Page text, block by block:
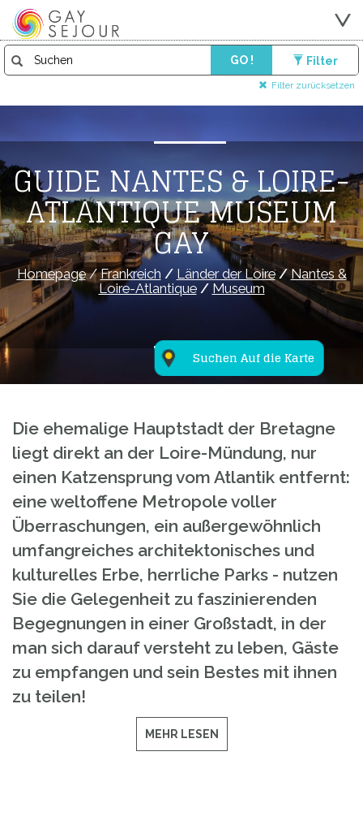
GO ! Filter
Filter zurücksetzen
Suchen Auf die Karte
GUIDE NANTES & LOIRE-
ATLANTIQUE MUSEUM
GAY
Homepage/Frankreich / Länder der Loire/Nantes &
Loire-Atlantique/ Museum
Die ehemalige Hauptstadt der Bretagne
liegt direkt an der Loire-Mündung, nur
einen Katzensprung vom Atlantik entfernt:
eine weltoffene Metropole voller
Überraschungen, ein außergewöhnlich
umfangreiches architektonisches und
kulturelles Erbe, herrliche Parks - nutzen
Sie die Gelegenheit zu faszinierenden
Begegnungen in einer Großstadt, in der
man sich darauf versteht zu leben, Gäste
zu empfangen und sein Bestes mit ihnen
zu teilen!
MEHR LESEN